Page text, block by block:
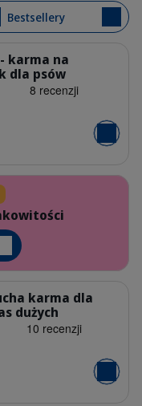
Bestsellery
karma na
dla psów
Dodaj
pouring pet food in a
karma dla
dużych
Dodaj